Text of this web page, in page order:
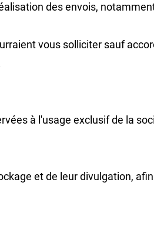
des envois,
vous solliciter sauf
à l'usage exclusif de la
et de leur divulgation,